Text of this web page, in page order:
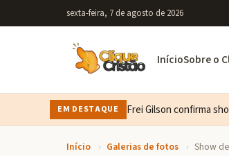
sexta-feira, 7 de agosto de 2026
InícioSobre o
EM DESTAQUE Frei Gilson confirma
Início › Galerias de fotos › Show